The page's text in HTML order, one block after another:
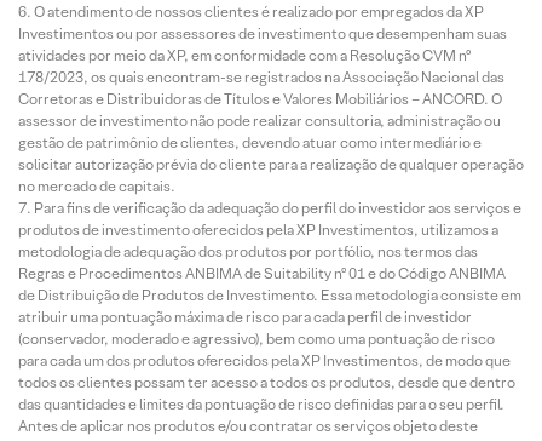
O atendimento de nossos clientes é realizado por empregados da XP
Investimentos ou por assessores de investimento que desempenham suas
atividades por meio da XP, em conformidade com a Resolução CVM nº
178/2023, os quais encontram-se registrados na Associação Nacional das
Corretoras e Distribuidoras de Títulos e Valores Mobiliários – ANCORD. O
assessor de investimento não pode realizar consultoria, administração ou
gestão de patrimônio de clientes, devendo atuar como intermediário e
solicitar autorização prévia do cliente para a realização de qualquer operação
no mercado de capitais.
Para fins de verificação da adequação do perfil do investidor aos serviços e
produtos de investimento oferecidos pela XP Investimentos, utilizamos a
metodologia de adequação dos produtos por portfólio, nos termos das
Regras e Procedimentos ANBIMA de Suitability nº 01 e do Código ANBIMA
de Distribuição de Produtos de Investimento. Essa metodologia consiste em
atribuir uma pontuação máxima de risco para cada perfil de investidor
(conservador, moderado e agressivo), bem como uma pontuação de risco
para cada um dos produtos oferecidos pela XP Investimentos, de modo que
todos os clientes possam ter acesso a todos os produtos, desde que dentro
das quantidades e limites da pontuação de risco definidas para o seu perfil.
Antes de aplicar nos produtos e/ou contratar os serviços objeto deste